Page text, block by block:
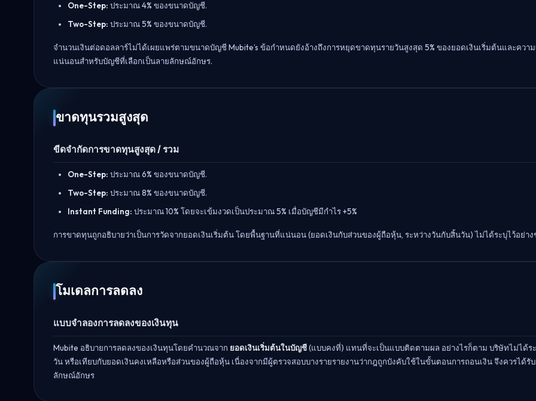
One-Step: ประมาณ 4% ของขนาดบัญชี.
Two-Step: ประมาณ 5% ของขนาดบัญชี.
จำนวนเงินต่อดอลลาร์ไม่ได้เผยแพร่ตามขนาดบัญชี Mubite’s ข้อกำหนดยังอ้างถึงการหยุดขาดทุนรายวันสูงสุด 5% ของยอดเงินเริ่มต้นและควา
แน่นอนสำหรับบัญชีที่เลือกเป็นลายลักษณ์อักษร.
ขาดทุนรวมสูงสุด
ขีดจำกัดการขาดทุนสูงสุด / รวม
One-Step: ประมาณ 6% ของขนาดบัญชี.
Two-Step: ประมาณ 8% ของขนาดบัญชี.
Instant Funding: ประมาณ 10% โดยจะเข้มงวดเป็นประมาณ 5% เมื่อบัญชีมีกำไร +5%
การขาดทุนถูกอธิบายว่าเป็นการวัดจากยอดเงินเริ่มต้น โดยพื้นฐานที่แน่นอน (ยอดเงินกับส่วนของผู้ถือหุ้น, ระหว่างวันกับสิ้นวัน) ไม่ได้ระบุไว้อย่า
โมเดลการลดลง
แบบจำลองการลดลงของเงินทุน
Mubite อธิบายการลดลงของเงินทุนโดยคำนวณจาก ยอดเงินเริ่มต้นในบัญชี(แบบคงที่) แทนที่จะเป็นแบบติดตามผล อย่างไรก็ตาม บริษัทไม่ได้
วัน หรือเทียบกับยอดเงินคงเหลือหรือส่วนของผู้ถือหุ้น เนื่องจากมีผู้ตรวจสอบบางรายรายงานว่ากฎถูกบังคับใช้ในขั้นตอนการถอนเงิน จึงควรได้
ลักษณ์อักษร